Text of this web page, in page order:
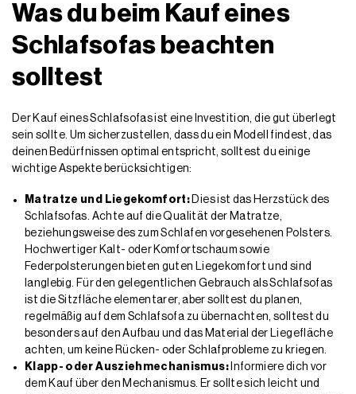
Was du beim Kauf eines
Schlafsofas beachten
solltest
Der Kauf eines Schlafsofas ist eine Investition, die gut überlegt
sein sollte. Um sicherzustellen, dass du ein Modell findest, das
deinen Bedürfnissen optimal entspricht, solltest du einige
wichtige Aspekte berücksichtigen:
Matratze und Liegekomfort: Dies ist das Herzstück des
Schlafsofas. Achte auf die Qualität der Matratze,
beziehungsweise des zum Schlafen vorgesehenen Polsters.
Hochwertiger Kalt- oder Komfortschaum sowie
Federpolsterungen bieten guten Liegekomfort und sind
langlebig. Für den gelegentlichen Gebrauch als Schlafsofas
ist die Sitzfläche elementarer, aber solltest du planen,
regelmäßig auf dem Schlafsofa zu übernachten, solltest du
besonders auf den Aufbau und das Material der Liegefläche
achten, um keine Rücken- oder Schlafprobleme zu kriegen.
Klapp- oder Ausziehmechanismus: Informiere dich vor
dem Kauf über den Mechanismus. Er sollte sich leicht und